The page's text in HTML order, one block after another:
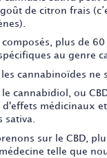
de citron frais
composés, plus de
au genre
cannabinoïdes ne
le cannabidiol, ou
d'effets médicinaux
sativa.
sur le CBD,
telle que